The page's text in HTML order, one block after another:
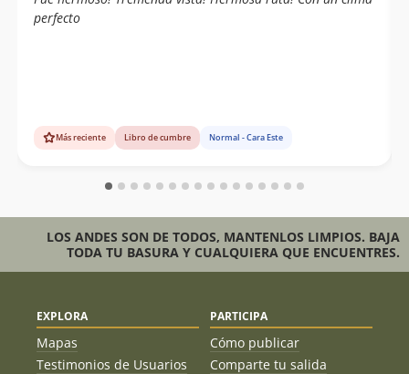
perfecto
Más reciente Libro de cumbre Normal - Cara Este
LOS ANDES SON DE TODOS, MANTENLOS LIMPIOS. BAJA
TODA TU BASURA Y CUALQUIERA QUE ENCUENTRES.
EXPLORA
Mapas
Testimonios de Usuarios
PARTICIPA
Cómo publicar
Comparte tu salida